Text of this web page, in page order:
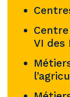
VI des